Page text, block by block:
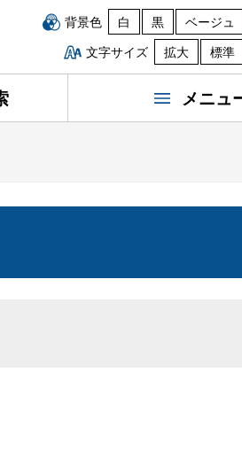
背景色 白 黒
ベージュ
文字サイズ
拡大 標準
メニュ